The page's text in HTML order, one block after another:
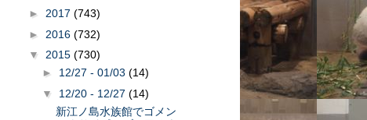
► 2017 (743)
► 2016 (732)
▼ 2015 (730)
► 12/27 - 01/03 (14)
▼ 12/20 - 12/27 (14)
新江ノ島水族館でゴメン